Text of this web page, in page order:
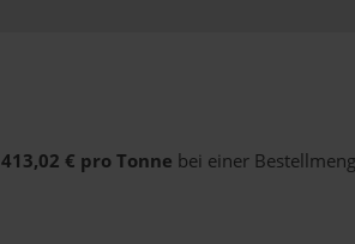
413,02 € pro Tonne bei einer